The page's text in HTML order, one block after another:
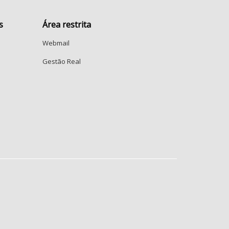
Fazendinha
Jardim Proença
Vila Orozimbo Maia
Área restrita
Webmail
Gestão Real